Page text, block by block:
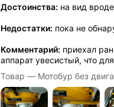
Достоинства: на вид
Недостатки: пока не
Комментарий: приехал
аппарат увесистый, что для
Товар — Мотобур без